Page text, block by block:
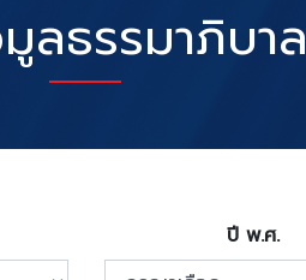
ลธรรมาภิบาล
ปี พ.ศ.